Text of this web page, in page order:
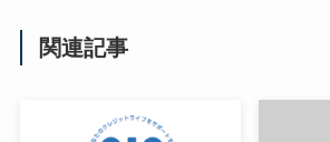
関連記事